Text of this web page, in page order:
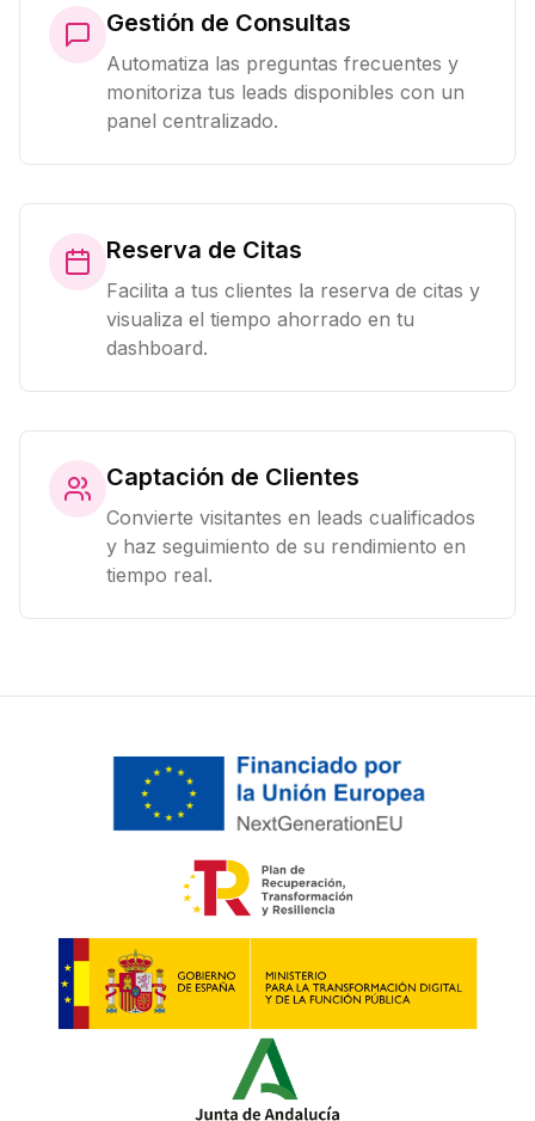
Gestión de Consultas
Automatiza las preguntas frecuentes y
monitoriza tus leads disponibles con un
panel centralizado.
Reserva de Citas
Facilita a tus clientes la reserva de citas y
visualiza el tiempo ahorrado en tu
dashboard.
Captación de Clientes
Convierte visitantes en leads cualificados
y haz seguimiento de su rendimiento en
tiempo real.